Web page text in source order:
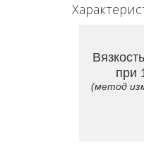
при
(метод